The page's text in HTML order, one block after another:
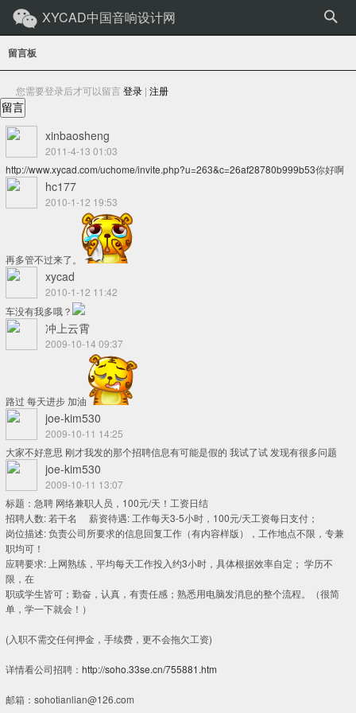
XYCAD中国音响设计网
留言板
您需要登录后才可以留言登录 | 注册
留言
xinbaosheng
2011-4-13 01:03
http://www.xycad.com/uchome/invite.php?u=263&c=26af28780b999b53你好啊
hc177
2010-1-12 19:53
再多管不过来了。
xycad
2010-1-12 11:42
车没有我多哦？
冲上云霄
2009-10-14 09:37
路过 每天进步 加油
joe-kim530
2009-10-11 14:25
大家不好意思 刚才我发的那个招聘信息有可能是假的 我试了试 发现有很多问题
joe-kim530
2009-10-11 13:07
标题：急聘 网络兼职人员，100元/天！工资日结
招聘人数: 若干名 薪资待遇: 工作每天3-5小时，100元/天工资每日支付；
岗位描述: 负责公司所要求的信息回复工作（有内容样版），工作地点不限，专兼
职均可！
应聘要求: 上网熟练，平均每天工作投入约3小时，具体根据效率自定； 学历不
限，在
职或学生皆可；勤奋，认真，有责任感；熟悉用电脑发消息的整个流程。（很简
单，学一下就会！）
(入职不需交任何押金，手续费，更不会拖欠工资)
详情看公司招聘： http://soho.33se.cn/755881.htm
邮箱：sohotianlian@126.com